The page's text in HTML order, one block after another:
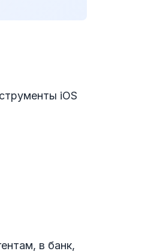
iOS
в банк,